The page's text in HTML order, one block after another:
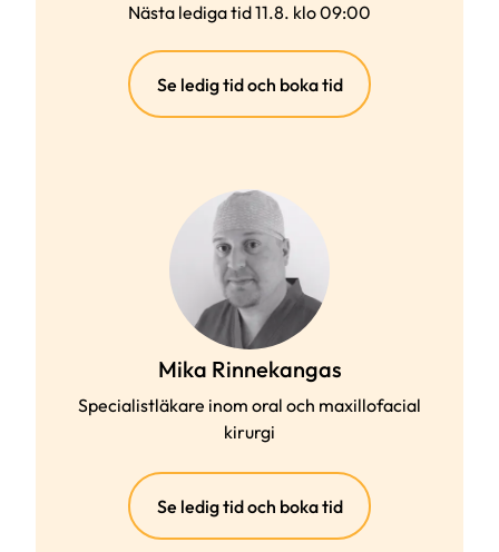
Nästa lediga tid 11.8. klo 09:00
Se ledig tid och boka tid(extern
länk)
Mika Rinnekangas
Specialistläkare inom oral och maxillofacial
kirurgi
Se ledig tid och boka tid(extern
länk)